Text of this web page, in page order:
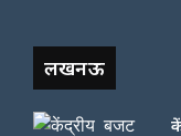
लखनऊ